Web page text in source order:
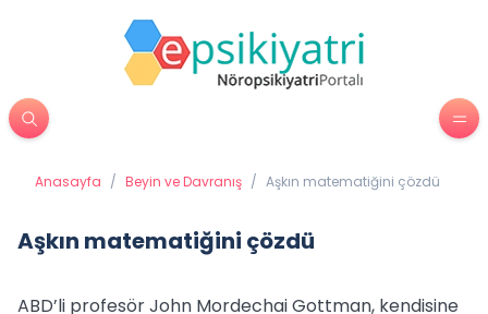
Anasayfa / Beyin ve Davranış / Aşkın matematiğini çözdü
Aşkın matematiğini çözdü
ABD’li profesör John Mordechai Gottman, kendisine